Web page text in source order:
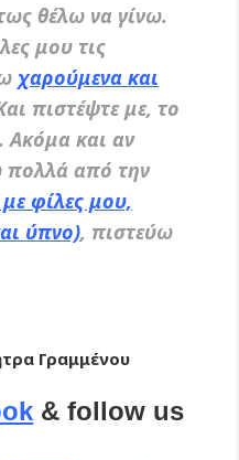
θέλω να γίνω.
μου τις
χαρούμενα και
πιστέψτε με, το
και αν
πολλά από την
φίλες μου,
ύπνο), πιστεύω
Γραμμένου
& follow us